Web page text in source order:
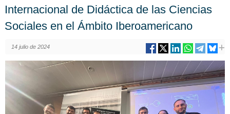
Internacional de Didáctica de las Ciencias
Sociales en el Ámbito Iberoamericano
14 julio de 2024